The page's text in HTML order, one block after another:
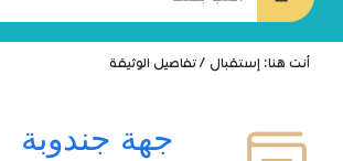
أنت هنا: إستقبال / تفاصيل الوثيقة
جهة جندوبة